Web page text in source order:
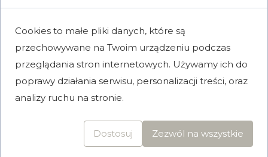
prawniczą, specjalizując się w sprawach z
rodzinnego i gospodarczego. Adwokat
Sebastian Sawlewicz dzięki
przeprowadzeniu kilkuset spraw, w tym
postępowań sądowych z zakresu prawa
karnego, cywilnego jak i
administracyjnego jest wstanie podjąć się
wraz z zespołem reprezentacji klientów
Cookies to małe pliki danych, które są
przechowywane na Twoim urządzeniu podczas
przeglądania stron internetowych. Używamy ich do
poprawy działania serwisu, personalizacji treści, oraz
analizy ruchu na stronie.
Dostosuj Zezwól na wszystkie